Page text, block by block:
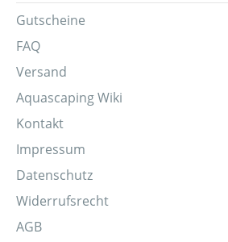
Gutscheine
FAQ
Versand
Aquascaping Wiki
Kontakt
Impressum
Datenschutz
Widerrufsrecht
AGB